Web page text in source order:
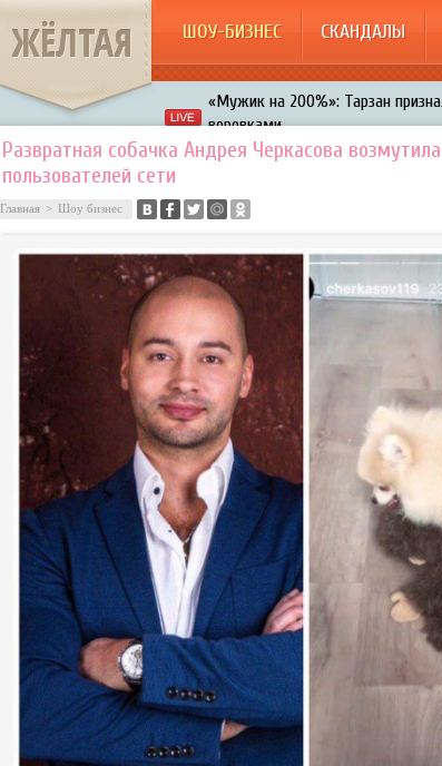
ЖЁЛТАЯ ШОУ-БИЗНЕС СКАНДАЛЫ
«Мужик на 200%»: Тарзан
воровками
Галкин променял Дроботенко на
В шоу «Что было дальше?» грубо
Авербух зарождает в Бузовой
Развратная собачка Андрея Черкасова возмутила
пользователей сети
Главная > Шоу бизнес